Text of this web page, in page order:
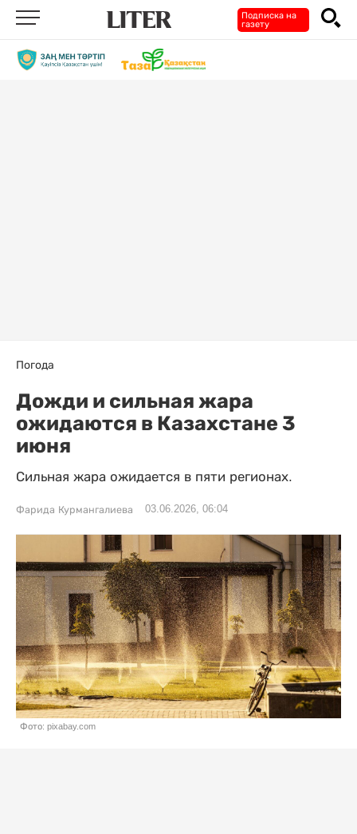
Подписка на
газету
Погода
Дожди и сильная жара
ожидаются в Казахстане 3
июня
Сильная жара ожидается в пяти регионах.
Фарида Курмангалиева 03.06.2026, 06:04
Фото: pixabay.com